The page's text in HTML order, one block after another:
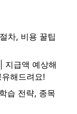
차, 비용 꿀팁
지급액 예상해
해드려요!
습 전략, 종목